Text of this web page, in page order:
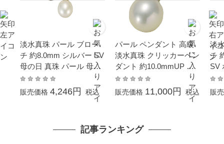
淡水真珠 パール ブロー
チ 約8.0mm シルバー SV
母の日 真珠 パール 母の
日 ギフト プレゼント
販売価格 4,246円 税込
パール ペンダント 高級
淡水真珠 クリッカーペン
ダント 約10.0mmUP シ
ルバー SV ニアラウンド
結婚式 冠婚葬祭 成人式
卒業 入園 入学式 母の日
ュアル 普段使い 金属ア
販売価格 11,000円 税込
淡
チ
SV
ジ
珠
販
記事ランキング